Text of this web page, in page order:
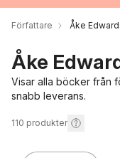
Författare Åke
Åke
Visar alla böcker från
snabb leverans.
110 produkter